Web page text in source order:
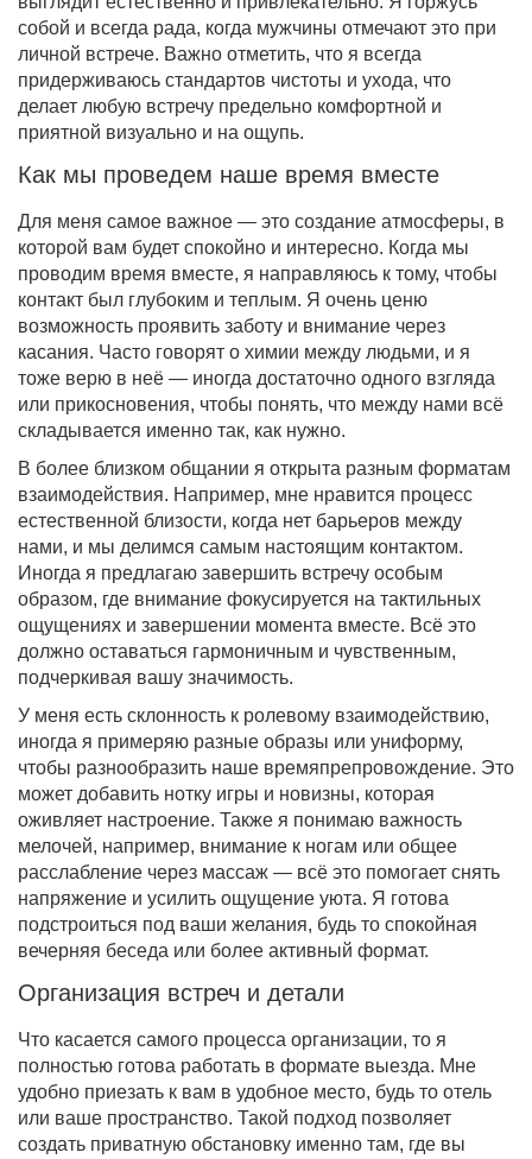
собой и всегда рада, когда мужчины отмечают это при
личной встрече. Важно отметить, что я всегда
придерживаюсь стандартов чистоты и ухода, что
делает любую встречу предельно комфортной и
приятной визуально и на ощупь.
Как мы проведем наше время вместе
Для меня самое важное — это создание атмосферы, в
которой вам будет спокойно и интересно. Когда мы
проводим время вместе, я направляюсь к тому, чтобы
контакт был глубоким и теплым. Я очень ценю
возможность проявить заботу и внимание через
касания. Часто говорят о химии между людьми, и я
тоже верю в неё — иногда достаточно одного взгляда
или прикосновения, чтобы понять, что между нами всё
складывается именно так, как нужно.
В более близком общании я открыта разным форматам
взаимодействия. Например, мне нравится процесс
естественной близости, когда нет барьеров между
нами, и мы делимся самым настоящим контактом.
Иногда я предлагаю завершить встречу особым
образом, где внимание фокусируется на тактильных
ощущениях и завершении момента вместе. Всё это
должно оставаться гармоничным и чувственным,
подчеркивая вашу значимость.
У меня есть склонность к ролевому взаимодействию,
иногда я примеряю разные образы или униформу,
чтобы разнообразить наше времяпрепровождение. Это
может добавить нотку игры и новизны, которая
оживляет настроение. Также я понимаю важность
мелочей, например, внимание к ногам или общее
расслабление через массаж — всё это помогает снять
напряжение и усилить ощущение уюта. Я готова
подстроиться под ваши желания, будь то спокойная
вечерняя беседа или более активный формат.
Организация встреч и детали
Что касается самого процесса организации, то я
полностью готова работать в формате выезда. Мне
удобно приезать к вам в удобное место, будь то отель
или ваше пространство. Такой подход позволяет
создать приватную обстановку именно там, где вы